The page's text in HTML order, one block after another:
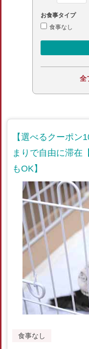
お食事タイプ
食事なし
全
【選べるクーポン
まりで自由に滞在
もOK】
食事なし